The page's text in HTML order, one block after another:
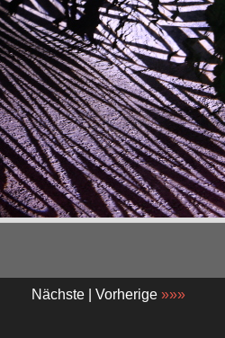
Nächste | Vorherige »»»